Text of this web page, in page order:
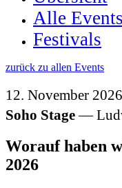
Alle Events
Festivals
zurück zu allen Events
12. November
Soho Stage
Worauf haben
2026